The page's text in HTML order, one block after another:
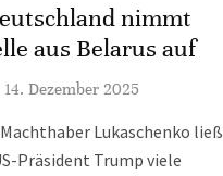
nimmt
aus Belarus auf
14. Dezember 2025
Lukaschenko ließ
Präsident Trump viele